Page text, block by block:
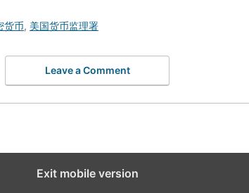
货币, 美国货币监理署
Leave a Comment
Exit mobile version